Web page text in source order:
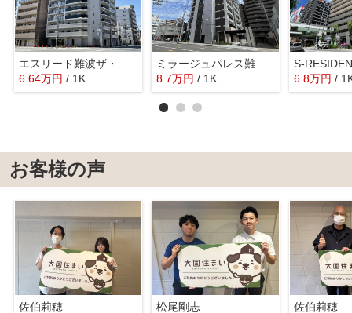
6.64万円 / 1K
ミラージュパレス難波幸町
8.7万円 / 1K 6.8万円 /
お客様の声
佐伯莉穂 松尾剛志 佐伯莉穂